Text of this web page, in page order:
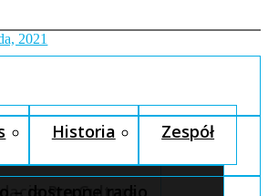
Historia Zespół
Pro Cultura
– dostępne radio
2021